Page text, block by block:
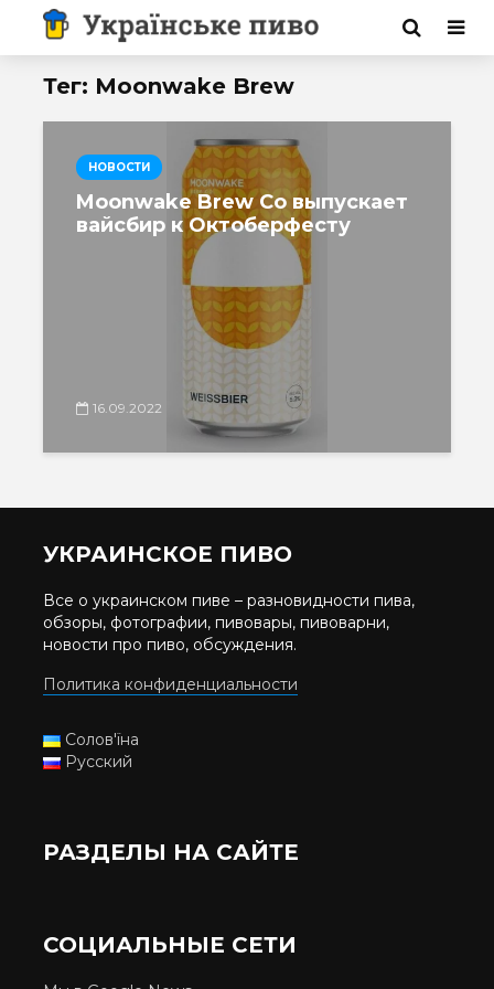
Тег: Moonwake Brew
НОВОСТИ
Moonwake Brew Co выпускает
вайсбир к Октоберфесту
16.09.2022
УКРАИНСКОЕ ПИВО
Все о украинском пиве – разновидности пива,
обзоры, фотографии, пивовары, пивоварни,
новости про пиво, обсуждения.
Политика конфиденциальности
Солов'їна
Русский
РАЗДЕЛЫ НА САЙТЕ
СОЦИАЛЬНЫЕ СЕТИ